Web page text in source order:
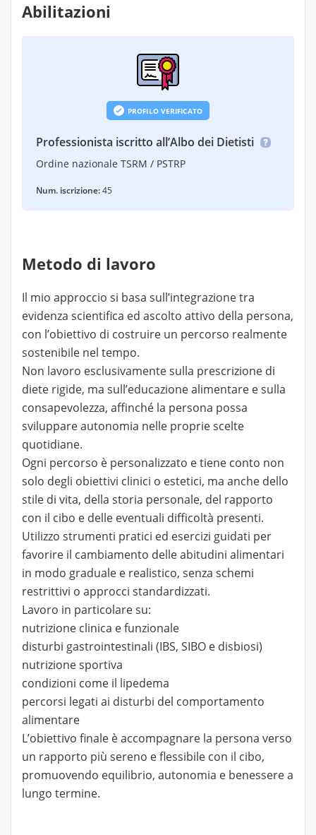
Abilitazioni
PROFILO VERIFICATO
Professionista iscritto all’Albo dei Dietisti
Ordine nazionale TSRM / PSTRP
Num. iscrizione:45
Metodo di lavoro
Il mio approccio si basa sull’integrazione tra
evidenza scientifica ed ascolto attivo della persona,
con l’obiettivo di costruire un percorso realmente
sostenibile nel tempo.
Non lavoro esclusivamente sulla prescrizione di
diete rigide, ma sull’educazione alimentare e sulla
consapevolezza, affinché la persona possa
sviluppare autonomia nelle proprie scelte
quotidiane.
Ogni percorso è personalizzato e tiene conto non
solo degli obiettivi clinici o estetici, ma anche dello
stile di vita, della storia personale, del rapporto
con il cibo e delle eventuali difficoltà presenti.
Utilizzo strumenti pratici ed esercizi guidati per
favorire il cambiamento delle abitudini alimentari
in modo graduale e realistico, senza schemi
restrittivi o approcci standardizzati.
Lavoro in particolare su:
nutrizione clinica e funzionale
disturbi gastrointestinali (IBS, SIBO e disbiosi)
nutrizione sportiva
condizioni come il lipedema
percorsi legati ai disturbi del comportamento
alimentare
L’obiettivo finale è accompagnare la persona verso
un rapporto più sereno e flessibile con il cibo,
promuovendo equilibrio, autonomia e benessere a
lungo termine.